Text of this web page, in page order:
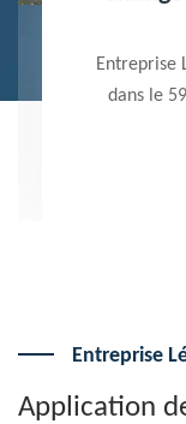
Peintre
pavé.
Entreprise
Application